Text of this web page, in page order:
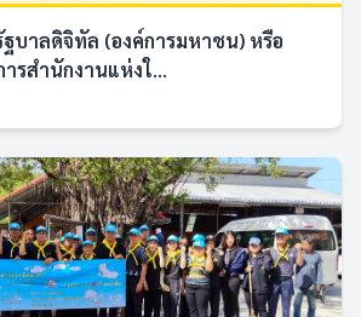
บาลดิจิทัล (องค์การมหาชน) หรือ
รสำนักงานแห่งใ...